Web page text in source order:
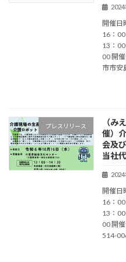
開催
16：
13：
00 開
市市安
プレスリリース
（み
催）
会及
当社
開催
16：
13：
00 開
514-